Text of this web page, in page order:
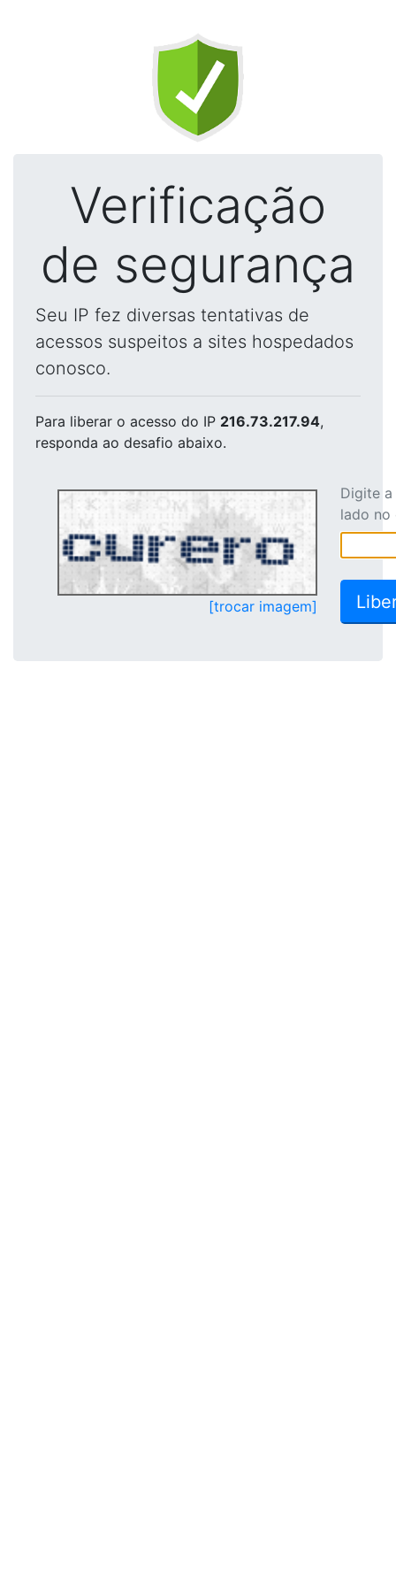
Verificação
de segurança
Seu IP fez diversas tentativas de
acessos suspeitos a sites hospedados
conosco.
Para liberar o acesso do IP 216.73.217.94,
responda ao desafio abaixo.
[trocar imagem]
Digite
lado no